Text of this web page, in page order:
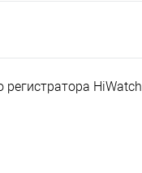
регистратора HiWatch